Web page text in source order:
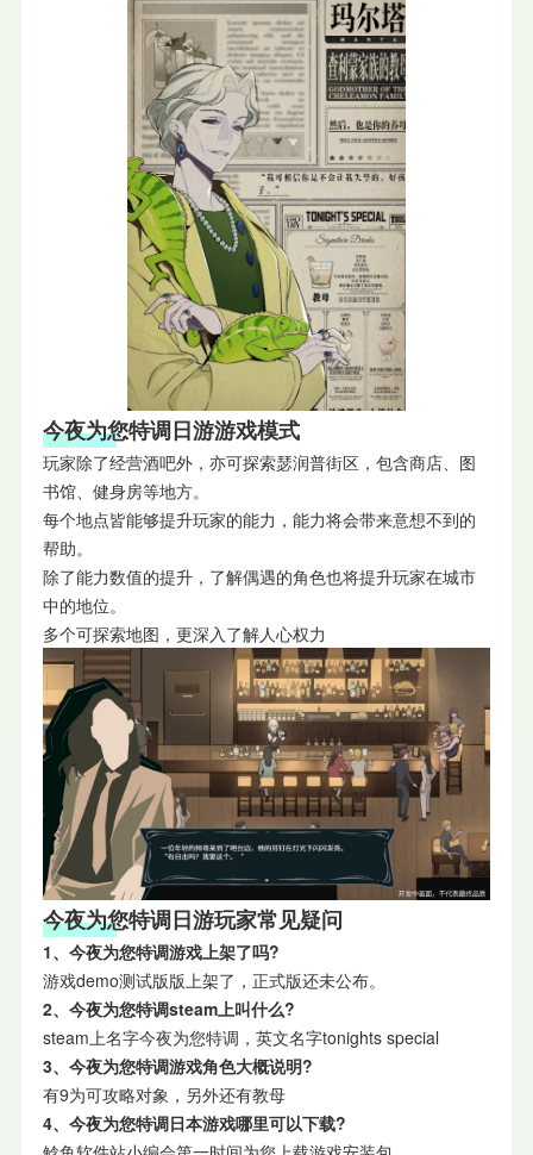
今夜为您特调日游游戏模式
玩家除了经营酒吧外，亦可探索瑟润普街区，包含商店、图
书馆、健身房等地方。
每个地点皆能够提升玩家的能力，能力将会带来意想不到的
帮助。
除了能力数值的提升，了解偶遇的角色也将提升玩家在城市
中的地位。
多个可探索地图，更深入了解人心权力
今夜为您特调日游玩家常见疑问
1、今夜为您特调游戏上架了吗?
游戏demo测试版版上架了，正式版还未公布。
2、今夜为您特调steam上叫什么?
steam上名字今夜为您特调，英文名字tonights special
3、今夜为您特调游戏角色大概说明?
有9为可攻略对象，另外还有教母
4、今夜为您特调日本游戏哪里可以下载?